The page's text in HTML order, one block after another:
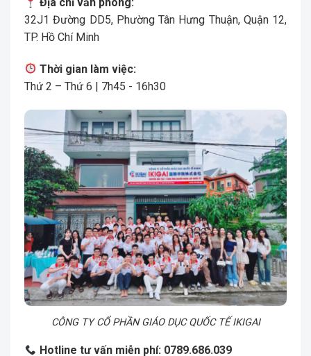
32J1 Đường DD5, Phường Tân Hưng Thuận, Quận 12,
TP. Hồ Chí Minh
Thời gian làm việc:
Thứ 2 – Thứ 6 | 7h45 - 16h30
CÔNG TY CỔ PHẦN GIÁO DỤC QUỐC TẾ IKIGAI
Hotline tư vấn miễn phí: 0789.686.039